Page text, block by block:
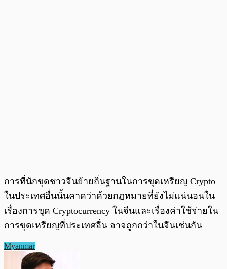
การที่นักขุดชาวจีนย้ายถิ่นฐานในการขุดเหรียญ Crypto
ในประเทศอื่นนั้นคาดว่าด้วยกฏหมายที่ยังไม่แน่นอนใน
เรื่องการขุด Cryptocurrency ในจีนและเรื่องค่าใช้จ่ายใน
การขุดเหรียญที่ประเทศอื่น อาจถูกกว่าในจีนเช่นกัน
Myanmar